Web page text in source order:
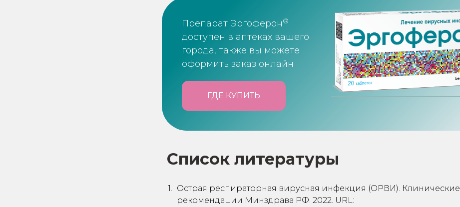
Препарат Эргоферон®
доступен в аптеках вашего
города, также вы можете
оформить заказ онлайн
ГДЕ КУПИТЬ
Список литературы
Острая респираторная вирусная инфекция (ОРВИ). Клинические
рекомендации Минздрава РФ. 2022. URL: